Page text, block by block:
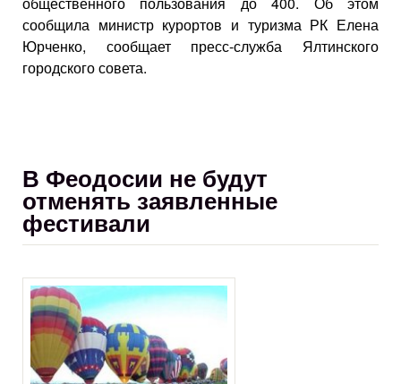
сообщила министр курортов и туризма РК Елена
Юрченко, сообщает пресс-служба Ялтинского
городского совета.
В Феодосии не будут
отменять заявленные
фестивали